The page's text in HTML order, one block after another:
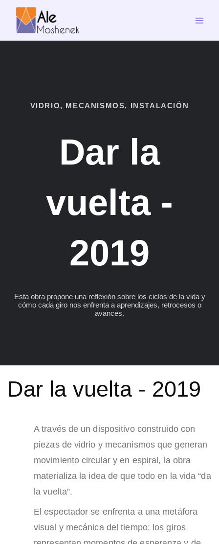
contenido
VIDRIO, MECANISMOS, INSTALACIÓN
Dar la
vuelta -
2019
Esta obra propone una reflexión sobre los ciclos de la vida y
cómo cada giro nos enfrenta a aprendizajes, retrocesos o
avances.
Dar la vuelta - 2019
A través de un dispositivo construido con
piezas de vidrio y mecanismos que generan
movimiento circular y en espiral, la obra
materializa la idea de que todo en la vida “da
la vuelta”.
El espectador se enfrenta a una metáfora
visual y mecánica del tiempo: los giros